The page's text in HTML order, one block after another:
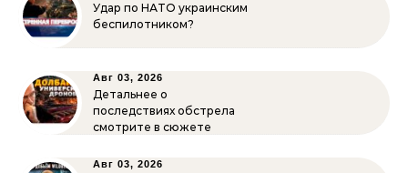
Удар по НАТО украинским
беспилотником?
Авг 03, 2026
Детальнее о
последствиях обстрела
смотрите в сюжете
Авг 03, 2026